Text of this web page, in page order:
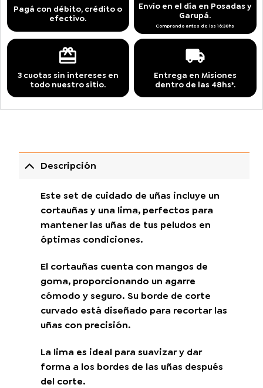
Pagá con débito, crédito o
efectivo.
Envío en el día en Posadas y
Garupá.
Comprando antes de las 16:30hs
3 cuotas sin intereses en
todo nuestro sitio.
Entrega en Misiones
dentro de las 48hs*.
Descripción
Este set de cuidado de uñas incluye un
cortauñas y una lima, perfectos para
mantener las uñas de tus peludos en
óptimas condiciones.
El cortauñas cuenta con mangos de
goma, proporcionando un agarre
cómodo y seguro. Su borde de corte
curvado está diseñado para recortar las
uñas con precisión.
La lima es ideal para suavizar y dar
forma a los bordes de las uñas después
del corte.